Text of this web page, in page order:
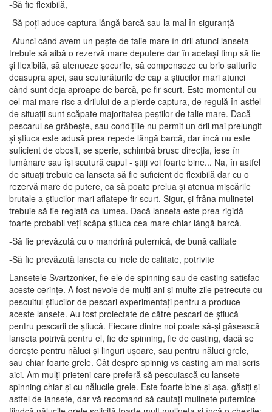
-Să fie flexibilă,
-Să poți aduce captura lângă barcă sau la mal în siguranță
-Atunci când avem un pește de talie mare în dril atunci lanseta
trebuie să aibă o rezervă mare deputere dar în același timp să fie
și flexibilă, să atenueze șocurile, să compenseze cu brio salturile
deasupra apei, sau scuturăturile de cap a știucilor mari atunci
când sunt deja aproape de barcă, pe fir scurt. Este momentul cu
cel mai mare risc a drilului de a pierde captura, de regulă în astfel
de situații sunt scăpate majoritatea peștilor de talie mare. Dacă
pescarul se grăbește, sau condițiile nu permit un dril mai prelungit
și știuca este adusă prea repede lângă barcă, dar încă nu este
suficient de obosit, se sperie, schimbă brusc direcția, iese în
lumânare sau își scutură capul - știți voi foarte bine... Na, în astfel
de situați trebuie ca lanseta să fie suficient de flexibilă dar cu o
rezervă mare de putere, ca să poate prelua și atenua mișcările
brutale a știucilor mari aflatepe fir scurt. Sigur, și frâna mulinetei
trebuie să fie reglată ca lumea. Dacă lanseta este prea rigidă
foarte probabil veți scăpa știuca cea mare chiar lângă barcă.
-Să fie prevăzută cu o mandrină puternică, de bună calitate
-Să fie prevăzută lanseta cu inele de calitate, potrivite
Lansetele Svartzonker, fie ele de spinning sau de casting satisfac
aceste cerințe. A fost nevoie de mulți ani și multe zile petrecute cu
pescuitul știucilor de pescari experimentați pentru a produce
aceste lansete. Au fost proiectate de către pescari de știucă
pentru pescarii de știucă. Fiecare dintre noi poate să-și găsească
lanseta potrivă pentru el, fie de spinning, fie de casting, dacă se
dorește pentru năluci și linguri ușoare, sau pentru năluci grele,
sau chiar foarte grele. Cât despre spinnig vs casting am mai scris
aici. Am mulți prieteni care preferă să pescuiască cu lansete
spinning chiar și cu nălucile grele. Este foarte bine și așa, găsiți și
astfel de lansete, dar vă recomand să cautați mulinete puternice